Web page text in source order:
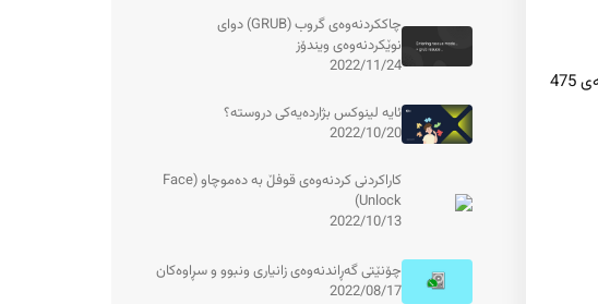
دەرهاتوون دایان بگرن.کە نزیکەی 475
چاککردنەوەی گروب (GRUB) دوای
نوێکردنەوەی ویندۆز
2022/11/24
ئایە لینوکس بژاردەیەکی دروستە؟
2022/10/20
کاراکردنی کردنەوەی قوفڵ بە دەموچاو (Face
Unlock)
2022/10/13
چۆنێتی گەڕاندنەوەی زانیاری ونبوو و سڕاوەکان
2022/08/17